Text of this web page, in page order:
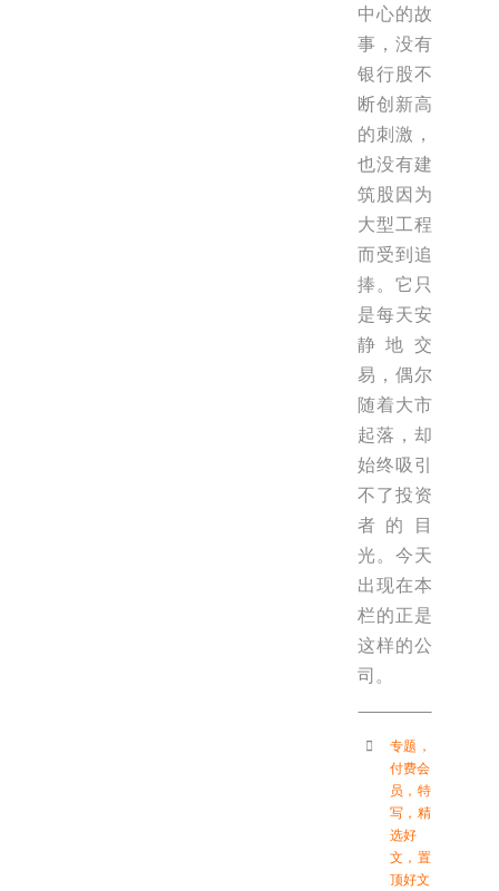
中心的故
事，没有
银行股不
断创新高
的刺激，
也没有建
筑股因为
大型工程
而受到追
捧。它只
是每天安
静地交
易，偶尔
随着大市
起落，却
始终吸引
不了投资
者的目
光。今天
出现在本
栏的正是
这样的公
司。
专题 ，
付费会
员 ， 特
写 ， 精
选好
文 ， 置
顶好文